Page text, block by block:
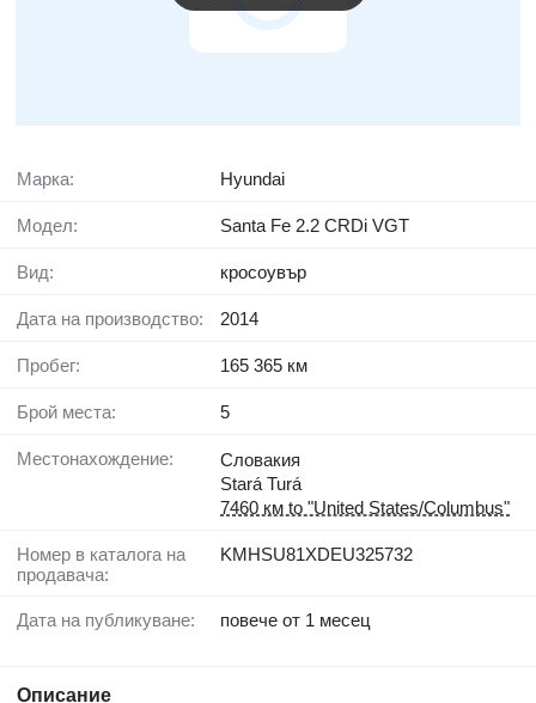
Марка: Hyundai
Модел: Santa Fe 2.2 CRDi VGT
Вид: кросоувър
Дата на производство: 2014
Пробег: 165 365 км
Брой места: 5
Местонахождение:
Словакия
Stará Turá
7460 км to "United States/Columbus"
Номер в каталога на
продавача:
KMHSU81XDEU325732
Дата на публикуване: повече от 1 месец
Описание